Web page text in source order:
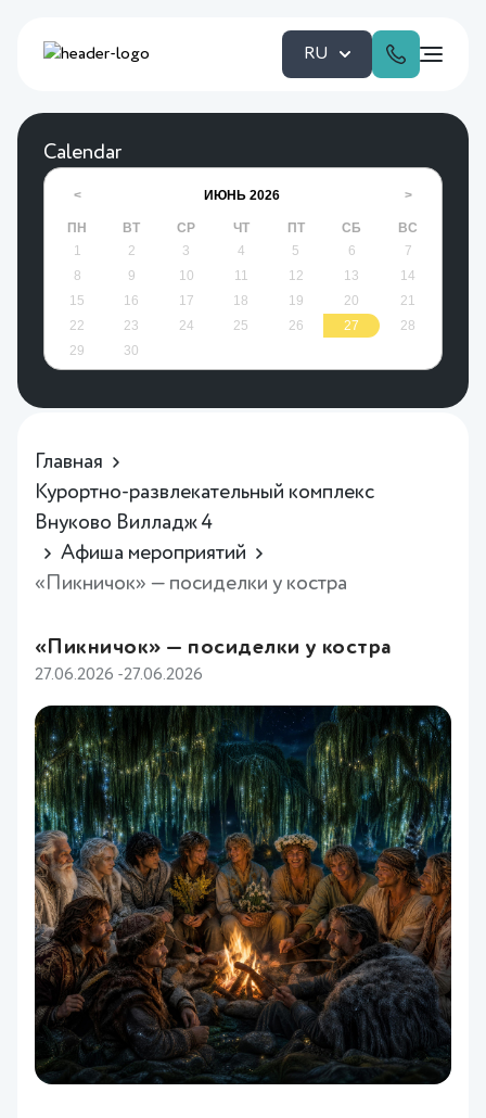
RU
Calendar
< ИЮНЬ 2026 >
ПН ВТ СР ЧТ ПТ СБ
ВС
1
2 3 4 5 6
7
8
9 10 11 12 13
14
15
16 17 18 19 20
21
22
23 24 25 26 27
28
29
30
Главная
Курортно-развлекательный комплекс
Внуково Вилладж 4
Афиша мероприятий
«Пикничок» — посиделки у костра
«Пикничок» — посиделки у костра
27.06.2026 -27.06.2026